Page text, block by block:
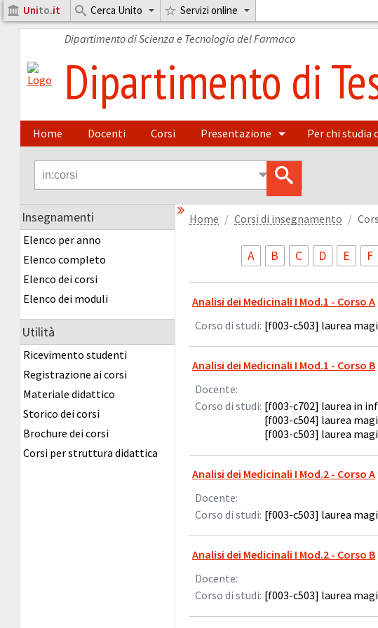
Unito.it Cerca Unito Servizi online
Dipartimento di Scienza e Tecnologia del Farmaco
Dipartimento di
Home Docenti Corsi Presentazione Per chi studia
Insegnamenti
Elenco per anno
Elenco completo
Elenco dei corsi
Elenco dei moduli
Utilità
Ricevimento studenti
Registrazione ai corsi
Materiale didattico
Storico dei corsi
Brochure dei corsi
Corsi per struttura didattica
Home Corsi di insegnamento
A B C D E F
Analisi dei Medicinali I Mod.1 - Corso A
Corso di studi: [f003-c503] laurea
Analisi dei Medicinali I Mod.1 - Corso B
Docente:
Corso di studi: [f003-c702] laurea in
[f003-c504] laurea
[f003-c503] laurea
Analisi dei Medicinali I Mod.2 - Corso A
Docente:
Corso di studi: [f003-c503] laurea
Analisi dei Medicinali I Mod.2 - Corso B
Docente:
Corso di studi: [f003-c503] laurea